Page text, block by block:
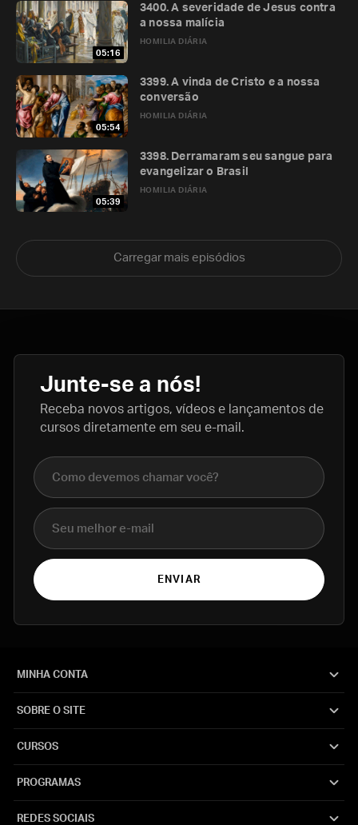
05:16
HOMILIA DIÁRIA
3400. A severidade de Jesus contra
a nossa malícia
05:54
HOMILIA DIÁRIA
3399. A vinda de Cristo e a nossa
conversão
05:39
HOMILIA DIÁRIA
3398. Derramaram seu sangue para
evangelizar o Brasil
Carregar mais episódios
Junte-se a nós!
Receba novos artigos, vídeos e lançamentos de
cursos diretamente em seu e-mail.
Nome completo
E-mail
ENVIAR
MINHA CONTA
SOBRE O SITE
CURSOS
PROGRAMAS
REDES SOCIAIS